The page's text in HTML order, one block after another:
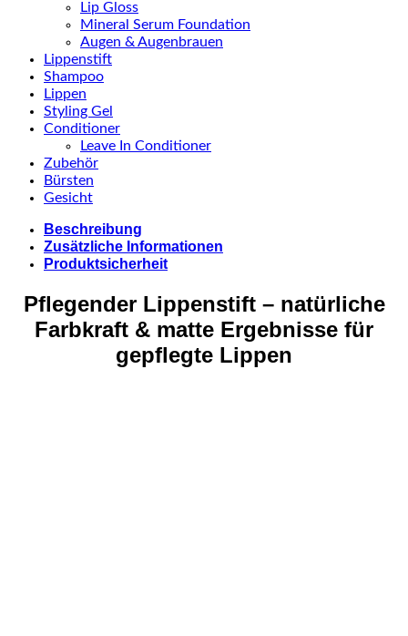
Lip Gloss
Mineral Serum Foundation
Augen & Augenbrauen
Lippenstift
Shampoo
Lippen
Styling Gel
Conditioner
Leave In Conditioner
Zubehör
Bürsten
Gesicht
Beschreibung
Zusätzliche Informationen
Produktsicherheit
Pflegender Lippenstift – natürliche
Farbkraft & matte Ergebnisse für
gepflegte Lippen